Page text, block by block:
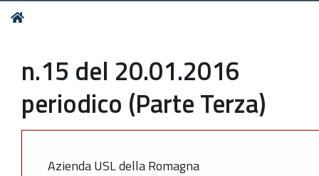
Tu
n.15 del 20.01.2016
periodico (Parte Terza)
Azienda USL della Romagna